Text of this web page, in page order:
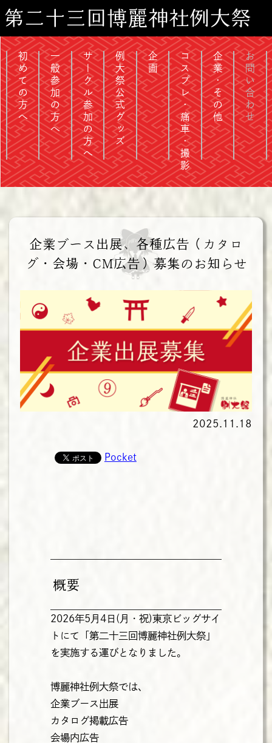
第二十三回博麗神社例大祭
初めての方へ 一般参加の方へ サークル参加の方へ 例大祭公式グッズ 企画 コスプレ・痛車・撮影 企業・その他 お問い合わせ
企業ブース出展、各種広告（カタロ
グ・会場・CM広告）募集のお知らせ
2025.11.18
Pocket
概要
2026年5月4日(月・祝)東京ビッグサイ
トにて「第二十三回博麗神社例大祭」
を実施する運びとなりました。
博麗神社例大祭では、
企業ブース出展
カタログ掲載広告
会場内広告